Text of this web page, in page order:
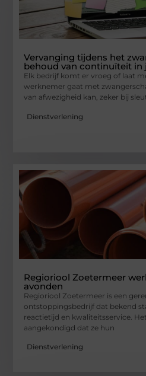
Vervanging tijdens het
behoud van continuïteit in
Elk bedrijf komt er vroeg of laat
werknemer gaat met
van afwezigheid kan, zeker bij
Dienstverlening
Regioriool Zoetermeer
avonden
Regioriool Zoetermeer is een
ontstoppingsbedrijf dat bekend
reactietijd en kwaliteitsservice.
aangekondigd dat ze hun
Dienstverlening